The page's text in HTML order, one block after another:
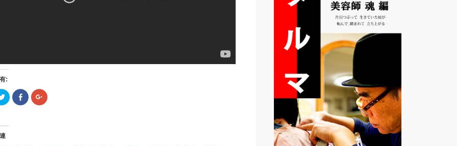
:
ク
リ
て
Twitter
で
Facebook
で
ク
リ